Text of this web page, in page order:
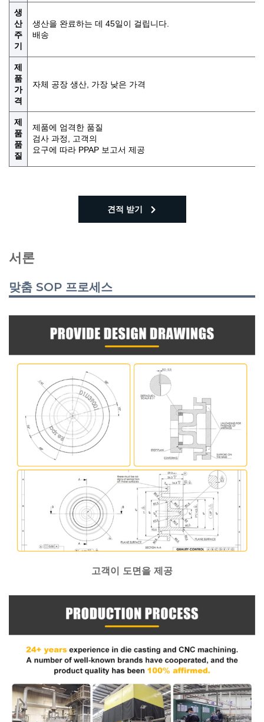
생
산
주
기
생산을 완료하는 데 45일이 걸립니다.
배송
제
품
가
격
자체 공장 생산, 가장 낮은 가격
제
품
품
질
제품에 엄격한 품질
검사 과정, 고객의
요구에 따라 PPAP 보고서 제공
견적 받기
서론
맞춤 SOP 프로세스
고객이 도면을 제공